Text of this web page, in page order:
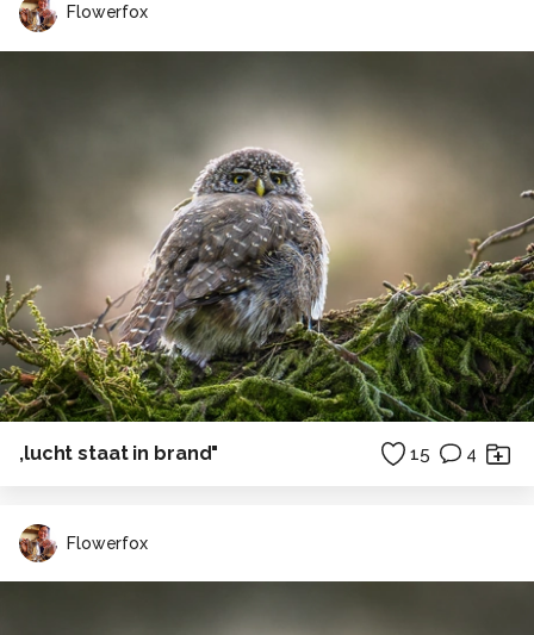
Flowerfox
,lucht staat in brand" 15 4
Flowerfox